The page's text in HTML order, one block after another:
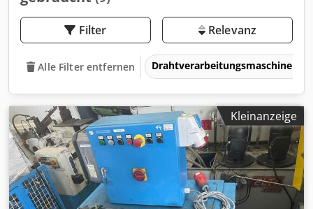
Filter Relevanz
Alle Filter entfernen Drahtverarbeitungsmaschinen
Kleinanzeige